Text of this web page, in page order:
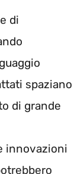
di
spaziano
di grande
innovazioni